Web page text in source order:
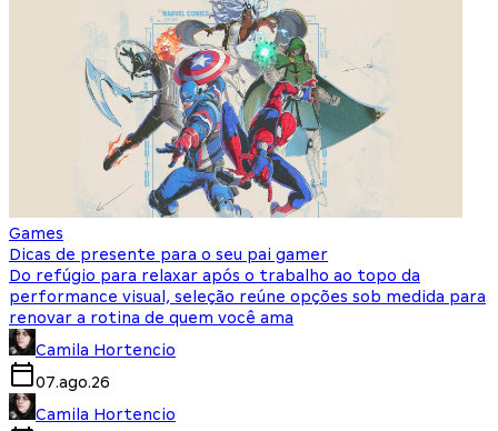
Games
Dicas de presente para o seu pai gamer
Do refúgio para relaxar após o trabalho ao topo da
performance visual, seleção reúne opções sob medida para
renovar a rotina de quem você ama
Camila Hortencio
07.ago.26
Camila Hortencio